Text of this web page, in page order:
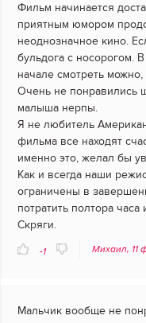
Фильм начинается
приятным юмором
неоднозначное кино.
бульдога с носорогом.
начале смотреть
Очень не понравились
малыша нерпы.
Я не любитель
фильма все находят
именно это, желал бы
Как и всегда наши
ограничены в
потратить полтора
Скряги.
-1 Михаил, 11
Мальчик вообще не